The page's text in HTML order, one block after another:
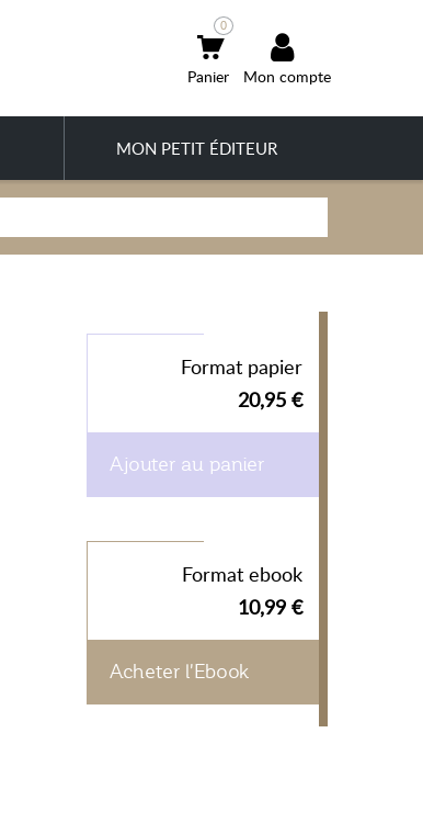
Mon compte
0
MON PETIT ÉDITEUR
Format papier
20,95 €
Ajouter au panier
Format ebook
10,99 €
Acheter l'Ebook